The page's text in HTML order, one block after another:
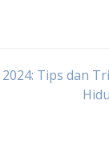
Tips dan